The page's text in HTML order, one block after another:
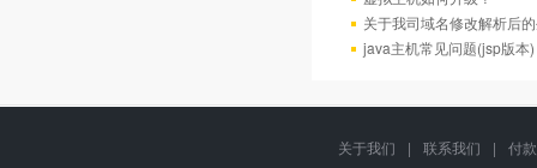
关于我司域名修改解析后
java主机常见问题(jsp版本)
关于我们 | 联系我们 |
付